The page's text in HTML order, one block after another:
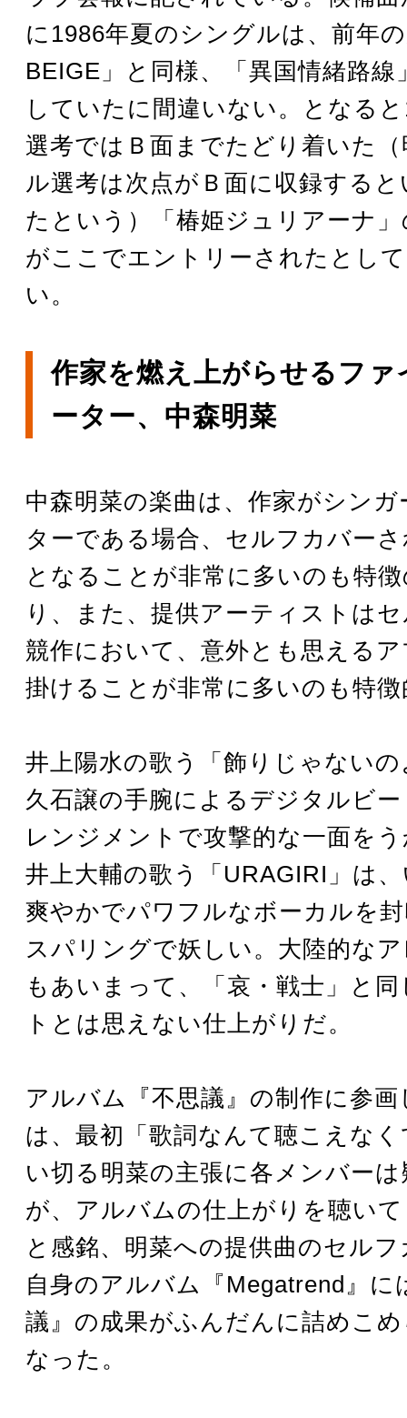
に1986年夏のシングルは、前年
BEIGE」と同様、「異国情緒路線
していたに間違いない。となる
選考ではＢ面までたどり着いた
ル選考は次点がＢ面に収録する
たという）「椿姫ジュリアーナ
がここでエントリーされたとし
い。
作家を燃え上がらせるファ
ーター、中森明菜
中森明菜の楽曲は、作家がシン
ターである場合、セルフカバー
となることが非常に多いのも特
り、また、提供アーティストは
競作において、意外とも思える
掛けることが非常に多いのも特徴
井上陽水の歌う「飾りじゃない
久石譲の手腕によるデジタルビ
レンジメントで攻撃的な一面を
井上大輔の歌う「URAGIRI」は
爽やかでパワフルなボーカルを
スパリングで妖しい。大陸的な
もあいまって、「哀・戦士」と
トとは思えない仕上がりだ。
アルバム『不思議』の制作に参
は、最初「歌詞なんて聴こえな
い切る明菜の主張に各メンバー
が、アルバムの仕上がりを聴い
と感銘、明菜への提供曲のセル
自身のアルバム『Megatrend』に
議』の成果がふんだんに詰めこ
なった。